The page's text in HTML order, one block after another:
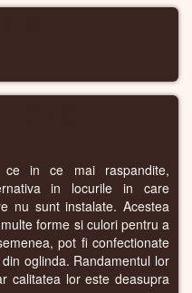
ce in ce mai raspandite,
in locurile in care
nu sunt instalate. Acestea
forme si culori pentru a
pot fi confectionate
oglinda. Randamentul lor
calitatea lor este deasupra